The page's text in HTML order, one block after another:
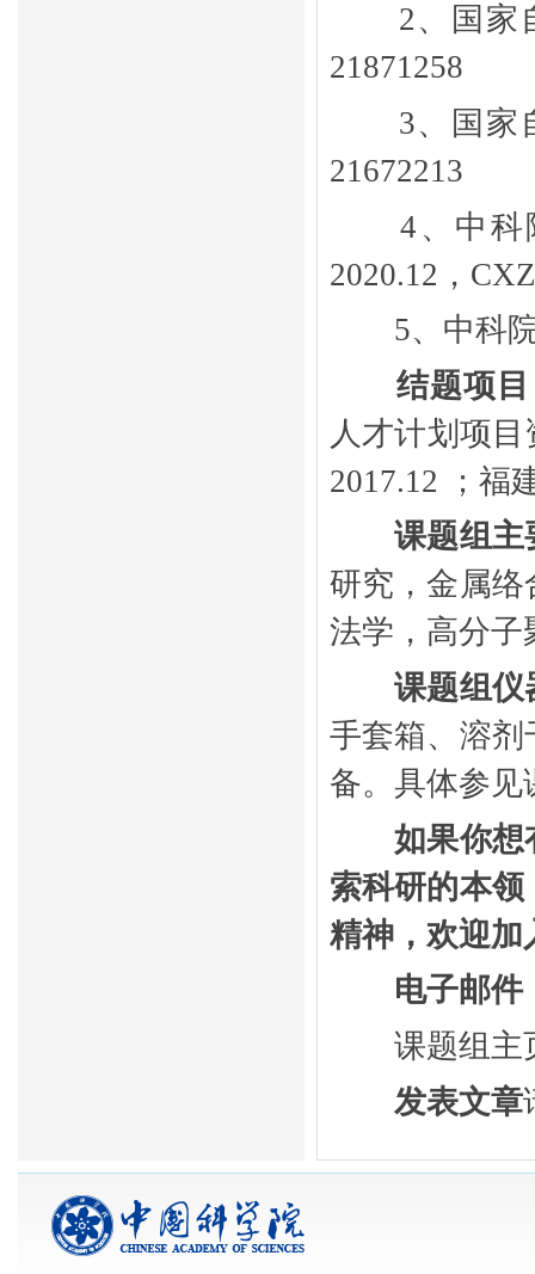
2 、国家
21871258
3、国家
21672213
4 、中
2020.12 ，
5、中科
结题项
人才计划项目
2017.12
； 福
课题组主
研究，金属络
法学，高分子
课题组仪
手套箱、溶剂
备。具体参见
如果你想
索科研的本
精神，欢迎加
电子邮件
课题组主
发表文章